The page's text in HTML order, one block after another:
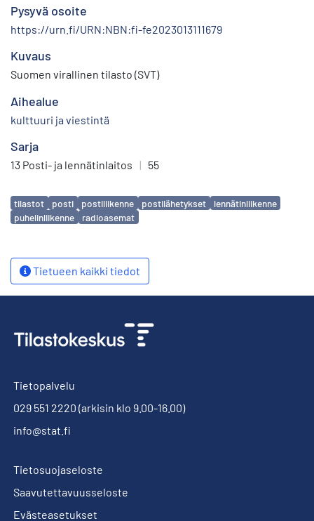
Pysyvä osoite
https://urn.fi/URN:NBN:fi-fe2023013111679
Kuvaus
Suomen virallinen tilasto (SVT)
Aihealue
kulttuuri ja viestintä
Sarja
13 Posti- ja lennätinlaitos | 55
Avainsanat
tilastot posti postiliikenne postilähetykset
lennätinliikenne
puhelinliikenne
radioasemat
Tietueen kaikki tiedot
Tietopalvelu
029 551 2220 (arkisin klo 9.00-16.00)
info@stat.fi
Tietosuojaseloste
Saavutettavuusseloste
Evästeasetukset